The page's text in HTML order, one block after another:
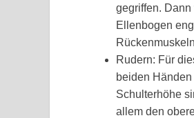
gegriffen.
Ellenbogen
Rudern: Für
beiden
Schulterhöhe
allem den